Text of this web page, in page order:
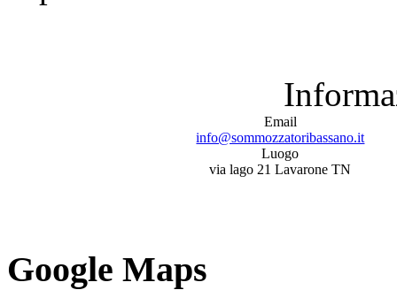
Email
info@sommozzatoribassano.it
Luogo
via lago 21 Lavarone TN
Google Maps